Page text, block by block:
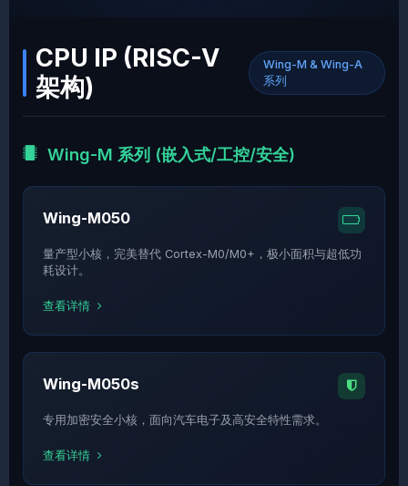
CPU IP (RISC-V
架构)
Wing-M & Wing-A
系列
Wing-M 系列 (嵌入式/工控/安全)
Wing-M050
量产型小核，完美替代 Cortex-M0/M0+，极小面积与超低功
耗设计。
查看详情
Wing-M050s
专用加密安全小核，面向汽车电子及高安全特性需求。
查看详情
车规处理器IP
安全处理器IP